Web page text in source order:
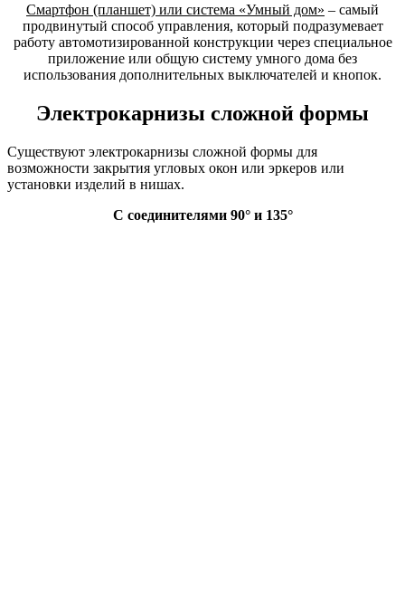
Смартфон (планшет) или система «Умный дом» – самый
продвинутый способ управления, который подразумевает
работу автомотизированной конструкции через специальное
приложение или общую систему умного дома без
использования дополнительных выключателей и кнопок.
Электрокарнизы сложной формы
Существуют электрокарнизы сложной формы для
возможности закрытия угловых окон или эркеров или
установки изделий в нишах.
С соединителями 90°и 135°